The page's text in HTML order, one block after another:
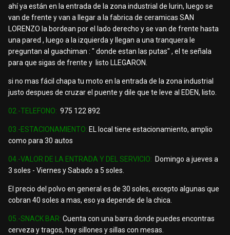
ahí ya están en la entrada de la zona industrial de lurin, luego se
van de frente y van a llegar a la fabrica de ceramicas SAN
LORENZO la bordean por el lado derecho y se van de frente hasta
una pared , luego a la izquierda y llegan a una tranquera le
preguntan al guachiman : " donde estan las putas" , el te señala
para que sigas de frente y listo LLEGARON.
si no mas fácil chapa tu moto en la entrada de la zona industrial
justo despues de cruzar el puente y dile que te leve al EDEN, listo.
02.-TELEFONO: 975 122 892
03.-ESTACIONAMIENTO: EL local tiene estacionamiento, amplio
como para 30 autos
04.-VALOR DE LA ENTRADA Y DEL SERVICIO: Domingo a jueves a
3 soles - Viernes y Sabado a 5 soles.
El precio del polvo en general es de 30 soles, excepto algunas que
cobran 40 soles a mas, eso ya depende de la chica.
05.-SNACK BAR: Cuenta con una barra donde puedes encontras
cerveza y tragos, hay sillones y sillas con mesas.